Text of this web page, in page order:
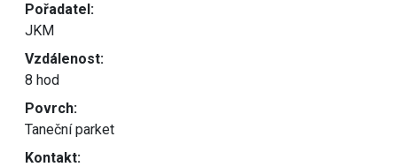
Pořadatel:
JKM
Vzdálenost:
8 hod
Povrch:
Taneční parket
Kontakt: